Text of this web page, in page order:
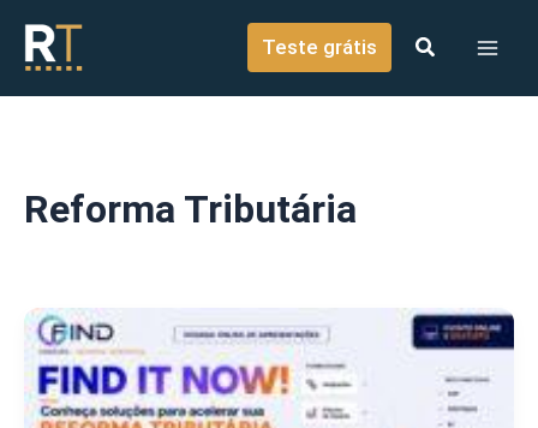
conteúdo
Teste grátis
Reforma Tributária